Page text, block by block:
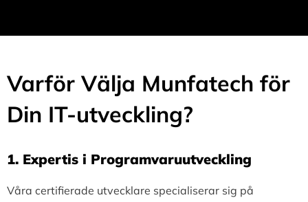
Varför Välja Munfatech för
Din IT-utveckling?
1.⁠ ⁠Expertis i Programvaruutveckling
Våra certifierade utvecklare specialiserar sig på